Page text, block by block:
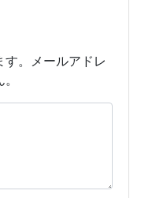
す。メールアドレ